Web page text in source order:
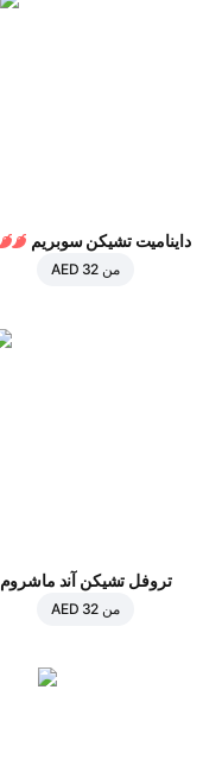
دايناميت تشيكن سوبريم
من AED 32
تروفل تشيكن آند ماشروم
من AED 32